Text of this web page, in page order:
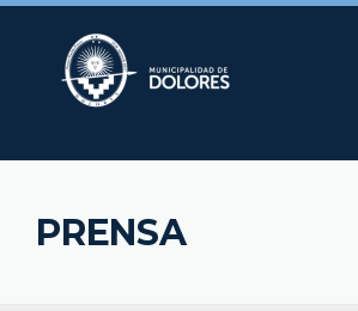
Skip
PRENSA